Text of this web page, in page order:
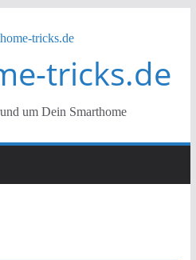
tricks.de
um Dein Smarthome